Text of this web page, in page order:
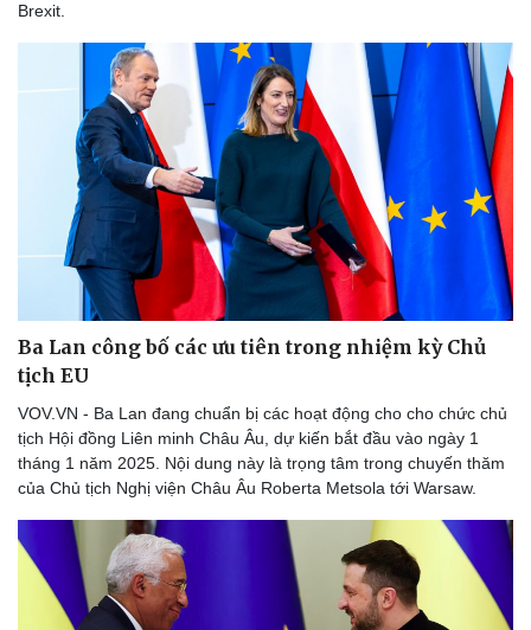
Thể thao
Bóng đá
Lịch thi đấu bóng đá
Thế giới thể thao
eSports
Hậu trường
Ô tô - Xe máy
Ô tô
Xe máy
Tư vấn
Brexit.
Ba Lan công bố các ưu tiên trong nhiệm kỳ Chủ
tịch EU
VOV.VN - Ba Lan đang chuẩn bị các hoạt động cho cho chức chủ
tịch Hội đồng Liên minh Châu Âu, dự kiến ​​bắt đầu vào ngày 1
tháng 1 năm 2025. Nội dung này là trọng tâm trong chuyến thăm
của Chủ tịch Nghị viện Châu Âu Roberta Metsola tới Warsaw.